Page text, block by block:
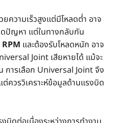
ความเร็วสูงแต่มีโหลดต่ำ อาจ
ดปัญหา แต่ในทางกลับกัน
และต้องรับโหลดหนัก อาจ
Joint เสียหายได้ แม้จะ
การเลือก Universal Joint จึง
ควรวิเคราะห์ข้อมูลด้านแรงบิด